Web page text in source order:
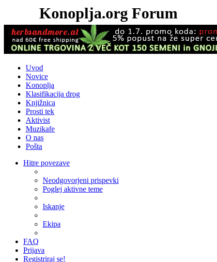
Konoplja.org Forum
Uvod
Novice
Konoplja
Klasifikacija drog
Knjižnica
Prosti tek
Aktivist
Muzikafe
O nas
Pošta
Hitre povezave
Neodgovorjeni prispevki
Poglej aktivne teme
Iskanje
Ekipa
FAQ
Prijava
Registriraj se!